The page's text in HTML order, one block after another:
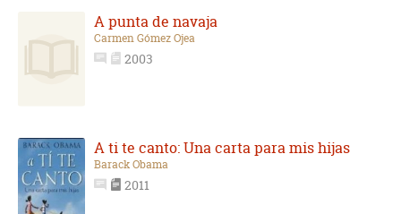
A punta de navaja
Carmen Gómez Ojea
2003
A ti te canto: Una carta para mis hijas
Barack Obama
2011